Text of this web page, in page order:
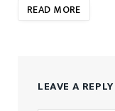
READ MORE
LEAVE A REPLY